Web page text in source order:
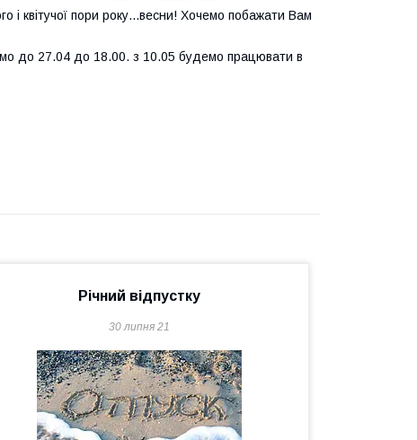
і квітучої пори року...весни! Хочемо побажати Вам
до 27.04 до 18.00. з 10.05 будемо працювати в
Річний відпустку
30 липня 21